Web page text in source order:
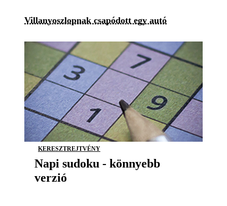
Villanyoszlopnak csapódott egy autó
KERESZTREJTVÉNY
Napi sudoku - könnyebb
verzió